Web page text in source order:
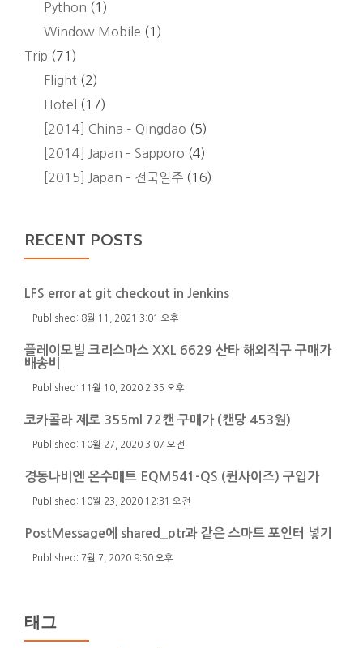
Python (1)
Window Mobile (1)
Trip (71)
Flight (2)
Hotel
(17)
[2014] China – Qingdao (5)
[2014] Japan – Sapporo (4)
[2015] Japan – 전국일주 (16)
RECENT POSTS
LFS error at git checkout in Jenkins
8월 11, 2021 3:01 오후
플레이모빌 크리스마스 XXL 6629 산타 해외직구 구매가
배송비
11월 10, 2020 2:35 오후
코카콜라 제로 355ml 72캔 구매가 (캔당 453원)
10월 27, 2020 3:07 오전
경동나비엔 온수매트 EQM541-QS (퀸사이즈) 구입가
10월 23, 2020 12:31 오전
PostMessage에 shared_ptr과 같은 스마트 포인터 넣기
7월 7, 2020 9:50 오후
태그